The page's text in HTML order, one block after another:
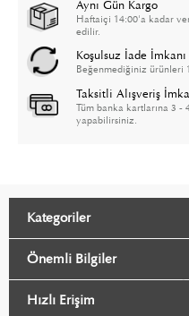
Aynı Gün Kargo
Haftaiçi 14:00'a kadar
edilir.
Koşulsuz İade İmkanı
Beğenmediğiniz ürünleri
Taksitli Alışveriş
Tüm banka kartlarına 3 -
yapabilirsiniz.
Kategoriler
Önemli Bilgiler
Hızlı Erişim